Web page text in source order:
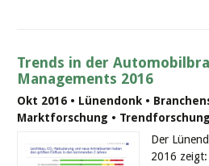
Trends in der
Managements 2016
Okt 2016 • Lünendonk •
Marktforschung • Trendforschung
Der
2016